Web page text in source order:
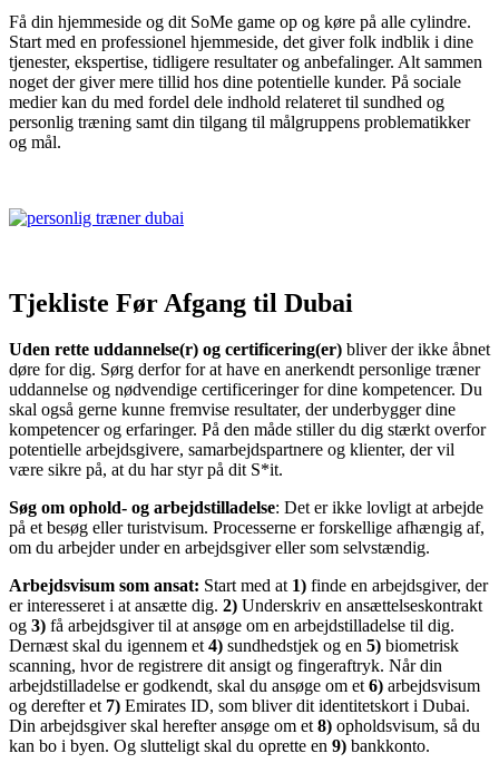
Få din hjemmeside og dit SoMe game op og køre på alle cylindre.
Start med en professionel hjemmeside, det giver folk indblik i dine
tjenester, ekspertise, tidligere resultater og anbefalinger. Alt sammen
noget der giver mere tillid hos dine potentielle kunder. På sociale
medier kan du med fordel dele indhold relateret til sundhed og
personlig træning samt din tilgang til målgruppens problematikker
og mål.
Tjekliste Før Afgang til Dubai
Uden rette uddannelse(r) og certificering(er) bliver der ikke åbnet
døre for dig. Sørg derfor for at have en anerkendt personlige træner
uddannelse og nødvendige certificeringer for dine kompetencer. Du
skal også gerne kunne fremvise resultater, der underbygger dine
kompetencer og erfaringer. På den måde stiller du dig stærkt overfor
potentielle arbejdsgivere, samarbejdspartnere og klienter, der vil
være sikre på, at du har styr på dit S*it.
Søg om ophold- og arbejdstilladelse: Det er ikke lovligt at arbejde
på et besøg eller turistvisum. Processerne er forskellige afhængig af,
om du arbejder under en arbejdsgiver eller som selvstændig.
Arbejdsvisum som ansat: Start med at 1) finde en arbejdsgiver, der
er interesseret i at ansætte dig. 2) Underskriv en ansættelseskontrakt
og 3) få arbejdsgiver til at ansøge om en arbejdstilladelse til dig.
Dernæst skal du igennem et4) sundhedstjek og en 5) biometrisk
scanning, hvor de registrere dit ansigt og fingeraftryk. Når din
arbejdstilladelse er godkendt, skal du ansøge om et6) arbejdsvisum
og derefter et 7) Emirates ID, som bliver dit identitetskort i Dubai.
Din arbejdsgiver skal herefter ansøge om et8) opholdsvisum, så du
kan bo i byen. Og slutteligt skal du oprette en 9) bankkonto.